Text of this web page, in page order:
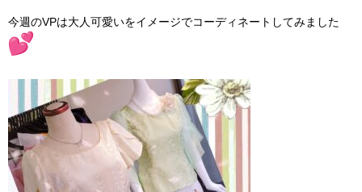
今週のVPは大人可愛いをイメージでコーディネートしてみました